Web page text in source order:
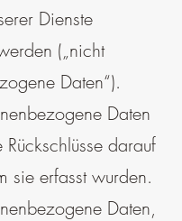
Dienste
(„nicht
Daten“).
Daten
Rückschlüsse darauf
sie erfasst wurden.
Daten,